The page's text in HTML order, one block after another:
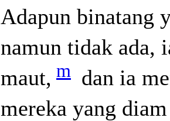
Adapun binatang
namun tidak ada,
maut, m dan ia
mereka yang